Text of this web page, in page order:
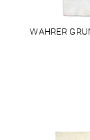
WAHRER